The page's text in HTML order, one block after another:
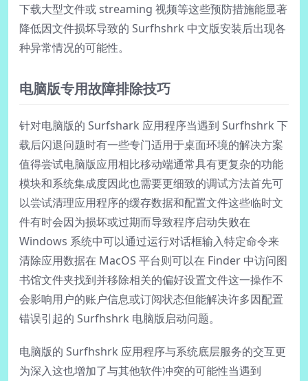
下载大型文件或 streaming 视频等这些预防措施能显著
降低因文件损坏导致的 Surfhshrk 中文版安装后出现各
种异常情况的可能性。
电脑版专用故障排除技巧
针对电脑版的 Surfshark 应用程序当遇到 Surfhshrk 下
载后闪退问题时有一些专门适用于桌面环境的解决方案
值得尝试电脑版应用相比移动端通常具有更复杂的功能
模块和系统集成度因此也需要更细致的调试方法首先可
以尝试清理应用程序的缓存数据和配置文件这些临时文
件有时会因为损坏或过期而导致程序启动失败在
Windows 系统中可以通过运行对话框输入特定命令来
清除应用数据在 MacOS 平台则可以在 Finder 中访问图
书馆文件夹找到并移除相关的偏好设置文件这一操作不
会影响用户的账户信息或订阅状态但能解决许多因配置
错误引起的 Surfhshrk 电脑版启动问题。
电脑版的 Surfhshrk 应用程序与系统底层服务的交互更
为深入这也增加了与其他软件冲突的可能性当遇到